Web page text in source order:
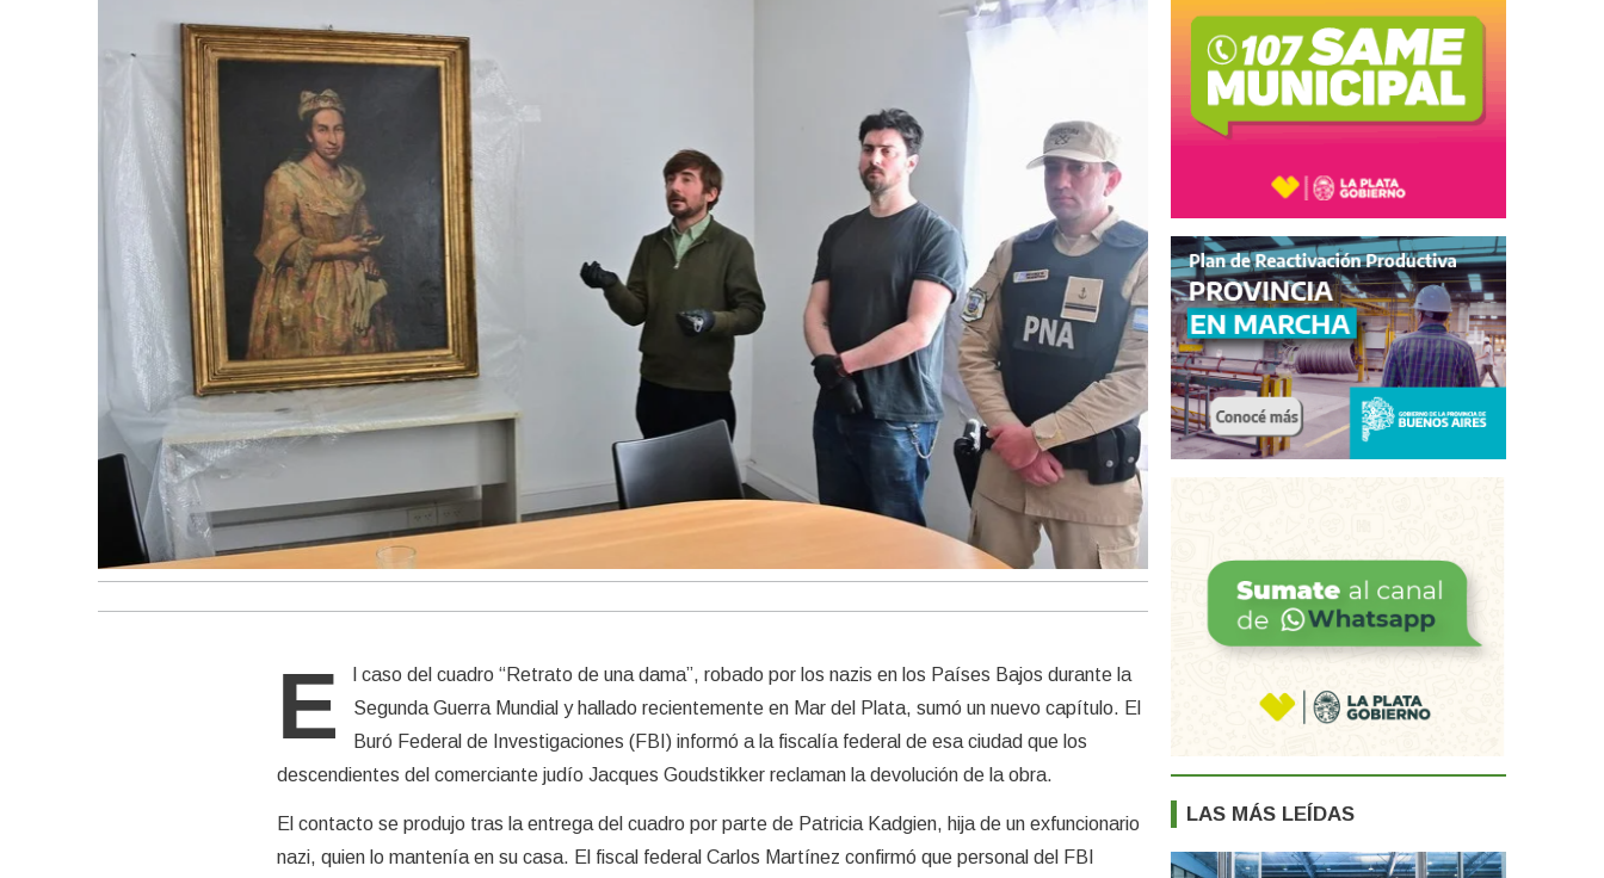
E
l caso del cuadro “Retrato de una dama”, robado por los nazis en los Países Bajos durante la
Segunda Guerra Mundial y hallado recientemente en Mar del Plata, sumó un nuevo capítulo. El
Buró Federal de Investigaciones (FBI) informó a la fiscalía federal de esa ciudad que los
descendientes del comerciante judío Jacques Goudstikker reclaman la devolución de la obra.
El contacto se produjo tras la entrega del cuadro por parte de Patricia Kadgien, hija de un exfuncionario
nazi, quien lo mantenía en su casa. El fiscal federal Carlos Martínez confirmó que personal del FBI
LAS MÁS LEÍDAS